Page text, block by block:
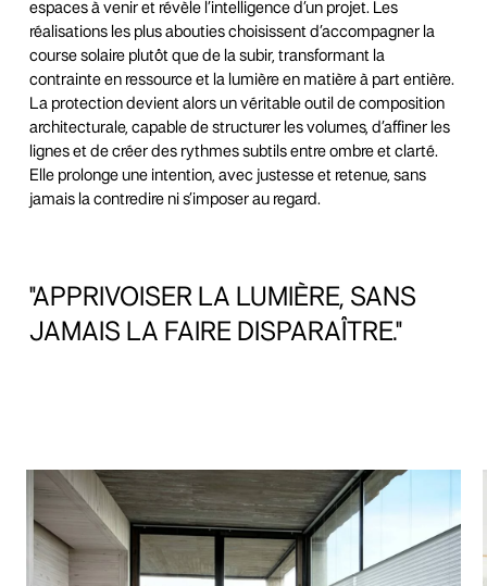
espaces à venir et révèle l’intelligence d’un projet. Les
réalisations les plus abouties choisissent d’accompagner la
course solaire plutôt que de la subir, transformant la
contrainte en ressource et la lumière en matière à part entière.
La protection devient alors un véritable outil de composition
architecturale, capable de structurer les volumes, d’affiner les
lignes et de créer des rythmes subtils entre ombre et clarté.
Elle prolonge une intention, avec justesse et retenue, sans
jamais la contredire ni s’imposer au regard.
"APPRIVOISER LA LUMIÈRE, SANS
JAMAIS LA FAIRE DISPARAÎTRE."